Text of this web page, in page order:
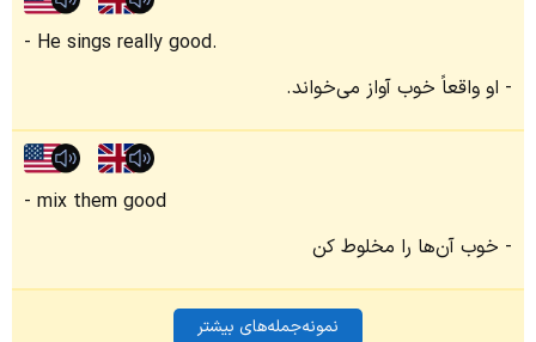
He sings really good.
او واقعاً خوب آواز می‌خواند.
mix them good
خوب آن‌ها را مخلوط کن
نمونه‌جمله‌های بیشتر